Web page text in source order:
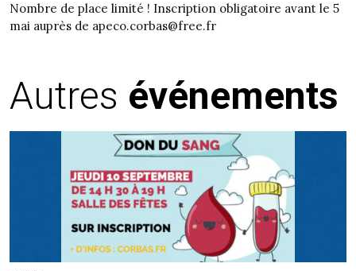
Nombre de place limité ! Inscription obligatoire avant le 5
mai auprès de apeco.corbas@free.fr
Autres événements